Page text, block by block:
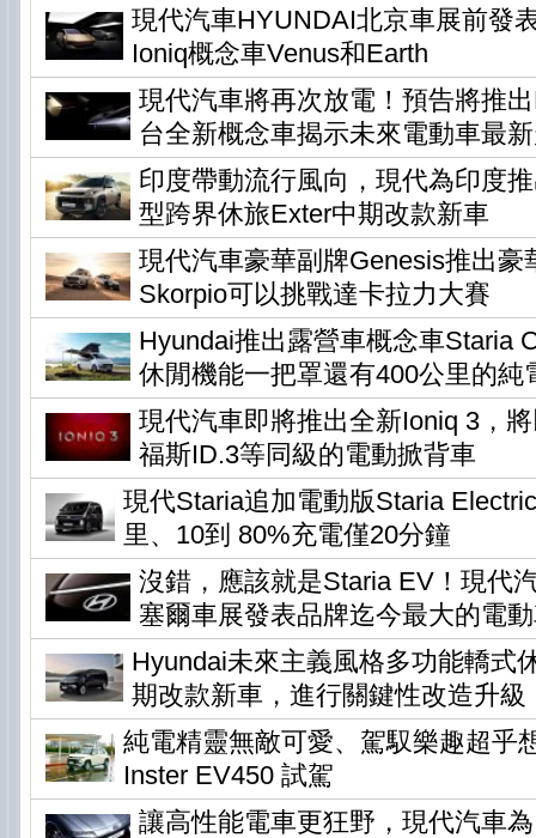
現代汽車HYUNDAI北京車展前發
Ioniq概念車Venus和Earth
現代汽車將再次放電！預告將推
台全新概念車揭示未來電動車最
印度帶動流行風向，現代為印度
型跨界休旅Exter中期改款新車
現代汽車豪華副牌Genesis推出豪
Skorpio可以挑戰達卡拉力大賽
Hyundai推出露營車概念車Staria
休閒機能一把罩還有400公里的純
現代汽車即將推出全新Ioniq 3，
福斯ID.3等同級的電動掀背車
現代Staria追加電動版Staria
里、10到 80%充電僅20分鐘
沒錯，應該就是Staria EV！現代
塞爾車展發表品牌迄今最大的電
Hyundai未來主義風格多功能轎式
期改款新車，進行關鍵性改造升級
純電精靈無敵可愛、駕馭樂趣超乎
Inster EV450 試駕
讓高性能電車更狂野，現代汽車